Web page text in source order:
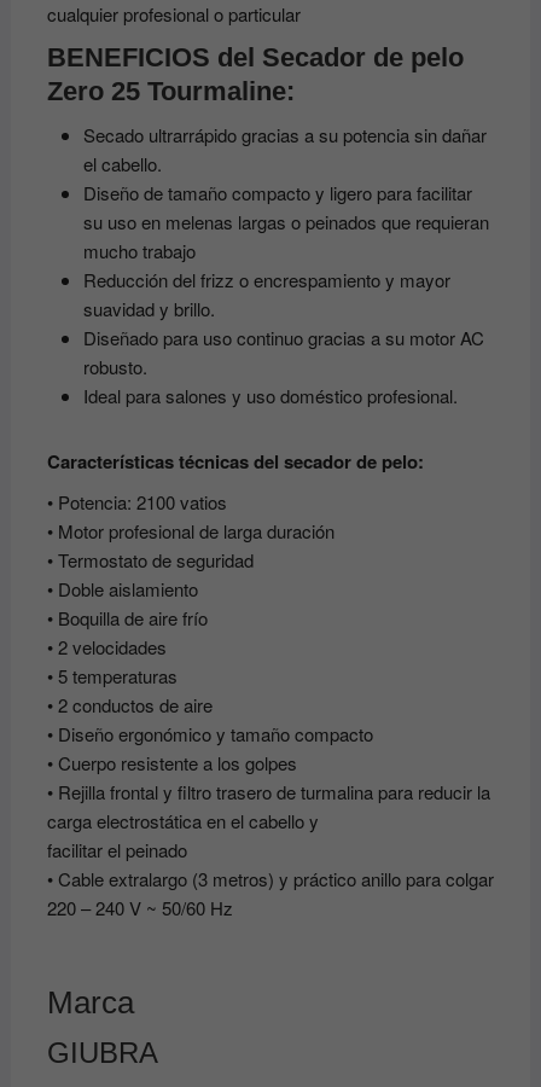
cualquier profesional o particular
BENEFICIOS del Secador de pelo
Zero 25 Tourmaline:
Secado ultrarrápido gracias a su potencia sin dañar
el cabello.
Diseño de tamaño compacto y ligero para facilitar
su uso en melenas largas o peinados que requieran
mucho trabajo
Reducción del frizz o encrespamiento y mayor
suavidad y brillo.
Diseñado para uso continuo gracias a su motor AC
robusto.
Ideal para salones y uso doméstico profesional.
Características técnicas del secador de pelo:
• Potencia: 2100 vatios
• Motor profesional de larga duración
• Termostato de seguridad
• Doble aislamiento
• Boquilla de aire frío
• 2 velocidades
• 5 temperaturas
• 2 conductos de aire
• Diseño ergonómico y tamaño compacto
• Cuerpo resistente a los golpes
• Rejilla frontal y filtro trasero de turmalina para reducir la
carga electrostática en el cabello y
facilitar el peinado
• Cable extralargo (3 metros) y práctico anillo para colgar
220 – 240 V ~ 50/60 Hz
Marca
GIUBRA